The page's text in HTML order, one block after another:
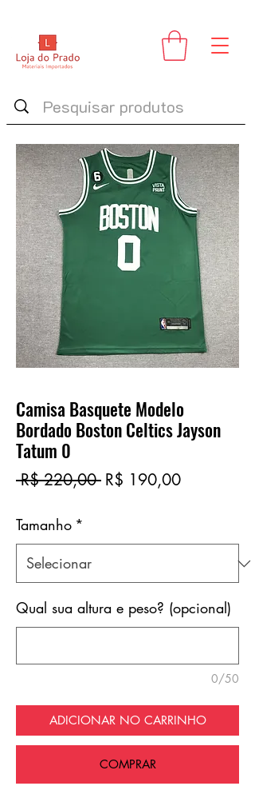
Camisa Basquete Modelo
Bordado Boston Celtics Jayson
Tatum 0
R$ 220,00 Preço
R$ 190,00Preço
Tamanho *
Qual sua altura e peso? (opcional)
0/50
ADICIONAR NO CARRINHO
COMPRAR